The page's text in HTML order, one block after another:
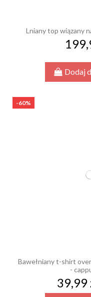
Lniany top wiązany
Dodaj
-60%
Bawełniany t-shirt
-
39,99